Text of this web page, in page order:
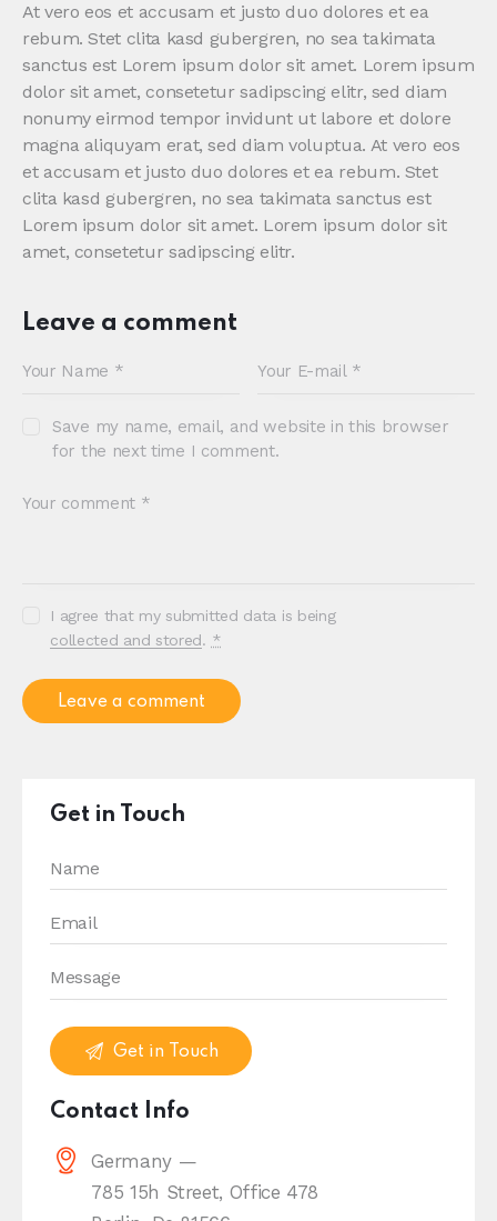
At vero eos et accusam et justo duo dolores et ea
rebum. Stet clita kasd gubergren, no sea takimata
sanctus est Lorem ipsum dolor sit amet. Lorem ipsum
dolor sit amet, consetetur sadipscing elitr, sed diam
nonumy eirmod tempor invidunt ut labore et dolore
magna aliquyam erat, sed diam voluptua. At vero eos
et accusam et justo duo dolores et ea rebum. Stet
clita kasd gubergren, no sea takimata sanctus est
Lorem ipsum dolor sit amet. Lorem ipsum dolor sit
amet, consetetur sadipscing elitr.
Leave a comment
Save my name, email, and website in this browser
for the next time I comment.
I agree that my submitted data is being
collected and stored. *
Get in Touch
Contact Info
Germany —
785 15h Street, Office 478